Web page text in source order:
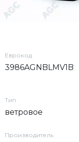
Еврокод
3986AGNBLMV1B
Тип
ветровое
Производитель